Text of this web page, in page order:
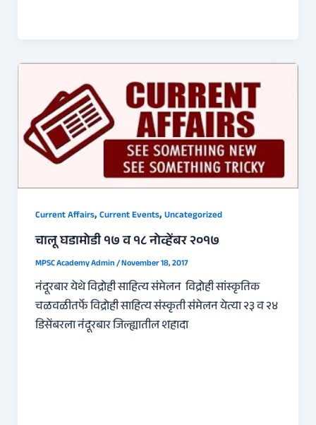
Current Affairs,Current Events,Uncategorized
चालू घडामोडी १७ व १८ नोव्हेंबर २०१७
MPSC Academy Admin/November 18, 2017
नंदूरबार येथे विद्रोही साहित्य संमेलन विद्रोही सांस्कृतिक
चळवळीतर्फे विद्रोही साहित्य संस्कृती संमेलन येत्या २३ व २४
डिसेंबरला नंदूरबार जिल्ह्यातील शहादा